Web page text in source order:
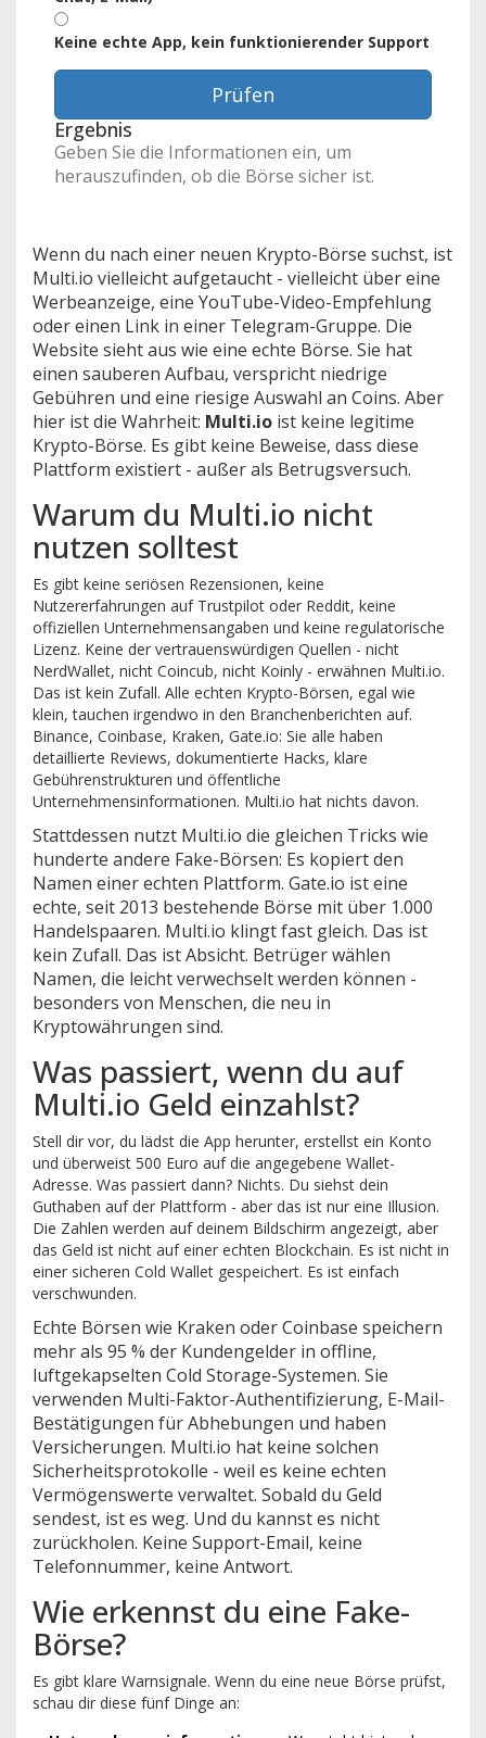
Keine echte App, kein funktionierender Support
Prüfen
Ergebnis
Geben Sie die Informationen ein, um
herauszufinden, ob die Börse sicher ist.
Wenn du nach einer neuen Krypto-Börse suchst, ist
Multi.io vielleicht aufgetaucht - vielleicht über eine
Werbeanzeige, eine YouTube-Video-Empfehlung
oder einen Link in einer Telegram-Gruppe. Die
Website sieht aus wie eine echte Börse. Sie hat
einen sauberen Aufbau, verspricht niedrige
Gebühren und eine riesige Auswahl an Coins. Aber
hier ist die Wahrheit: Multi.io ist keine legitime
Krypto-Börse. Es gibt keine Beweise, dass diese
Plattform existiert - außer als Betrugsversuch.
Warum du Multi.io nicht
nutzen solltest
Es gibt keine seriösen Rezensionen, keine
Nutzererfahrungen auf Trustpilot oder Reddit, keine
offiziellen Unternehmensangaben und keine regulatorische
Lizenz. Keine der vertrauenswürdigen Quellen - nicht
NerdWallet, nicht Coincub, nicht Koinly - erwähnen Multi.io.
Das ist kein Zufall. Alle echten Krypto-Börsen, egal wie
klein, tauchen irgendwo in den Branchenberichten auf.
Binance, Coinbase, Kraken, Gate.io: Sie alle haben
detaillierte Reviews, dokumentierte Hacks, klare
Gebührenstrukturen und öffentliche
Unternehmensinformationen. Multi.io hat nichts davon.
Stattdessen nutzt Multi.io die gleichen Tricks wie
hunderte andere Fake-Börsen: Es kopiert den
Namen einer echten Plattform. Gate.io ist eine
echte, seit 2013 bestehende Börse mit über 1.000
Handelspaaren. Multi.io klingt fast gleich. Das ist
kein Zufall. Das ist Absicht. Betrüger wählen
Namen, die leicht verwechselt werden können -
besonders von Menschen, die neu in
Kryptowährungen sind.
Was passiert, wenn du auf
Multi.io Geld einzahlst?
Stell dir vor, du lädst die App herunter, erstellst ein Konto
und überweist 500 Euro auf die angegebene Wallet-
Adresse. Was passiert dann? Nichts. Du siehst dein
Guthaben auf der Plattform - aber das ist nur eine Illusion.
Die Zahlen werden auf deinem Bildschirm angezeigt, aber
das Geld ist nicht auf einer echten Blockchain. Es ist nicht in
einer sicheren Cold Wallet gespeichert. Es ist einfach
verschwunden.
Echte Börsen wie Kraken oder Coinbase speichern
mehr als 95 % der Kundengelder in offline,
luftgekapselten Cold Storage-Systemen. Sie
verwenden Multi-Faktor-Authentifizierung, E-Mail-
Bestätigungen für Abhebungen und haben
Versicherungen. Multi.io hat keine solchen
Sicherheitsprotokolle - weil es keine echten
Vermögenswerte verwaltet. Sobald du Geld
sendest, ist es weg. Und du kannst es nicht
zurückholen. Keine Support-Email, keine
Telefonnummer, keine Antwort.
Wie erkennst du eine Fake-
Börse?
Es gibt klare Warnsignale. Wenn du eine neue Börse prüfst,
schau dir diese fünf Dinge an: